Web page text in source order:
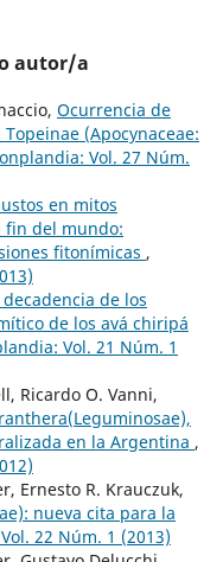
autor/a
Ocurrencia de
(Apocynaceae:
Vol. 27 Núm.
en mitos
fin del mundo:
fitonímicas ,
de los
de los avá chiripá
Vol. 21 Núm. 1
Ricardo O. Vanni,
en la Argentina ,
Ernesto R. Krauczuk,
nueva cita para la
22 Núm. 1 (2013)